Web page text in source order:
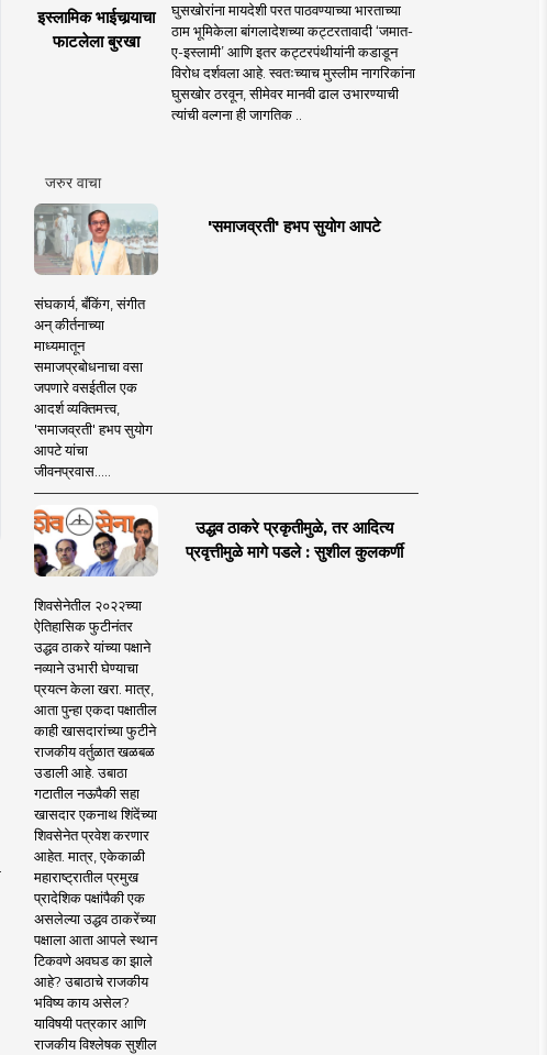
इस्लामिक भाईचार्‍याचा
फाटलेला बुरखा
घुसखोरांना मायदेशी परत पाठवण्याच्या भारताच्या
ठाम भूमिकेला बांगलादेशच्या कट्टरतावादी ‘जमात-
ए-इस्लामी’ आणि इतर कट्टरपंथीयांनी कडाडून
विरोध दर्शवला आहे. स्वतःच्याच मुस्लीम नागरिकांना
घुसखोर ठरवून, सीमेवर मानवी ढाल उभारण्याची
त्यांची वल्गना ही जागतिक ..
जरुर वाचा
'समाजव्रती' हभप सुयोग आपटे
संघकार्य, बँकिंग, संगीत
अन् कीर्तनाच्या
माध्यमातून
समाजप्रबोधनाचा वसा
जपणारे वसईतील एक
आदर्श व्यक्तिमत्त्व,
'समाजव्रती' हभप सुयोग
आपटे यांचा
जीवनप्रवास.....
उद्धव ठाकरे प्रकृतीमुळे, तर आदित्य
प्रवृत्तीमुळे मागे पडले : सुशील कुलकर्णी
शिवसेनेतील २०२२च्या
ऐतिहासिक फुटीनंतर
उद्धव ठाकरे यांच्या पक्षाने
नव्याने उभारी घेण्याचा
प्रयत्न केला खरा. मात्र,
आता पुन्हा एकदा पक्षातील
काही खासदारांच्या फुटीने
राजकीय वर्तुळात खळबळ
उडाली आहे. उबाठा
गटातील नऊपैकी सहा
खासदार एकनाथ शिंदेंच्या
शिवसेनेत प्रवेश करणार
आहेत. मात्र, एकेकाळी
महाराष्ट्रातील प्रमुख
प्रादेशिक पक्षांपैकी एक
असलेल्या उद्धव ठाकरेंच्या
पक्षाला आता आपले स्थान
टिकवणे अवघड का झाले
आहे? उबाठाचे राजकीय
भविष्य काय असेल?
याविषयी पत्रकार आणि
राजकीय विश्लेषक सुशील